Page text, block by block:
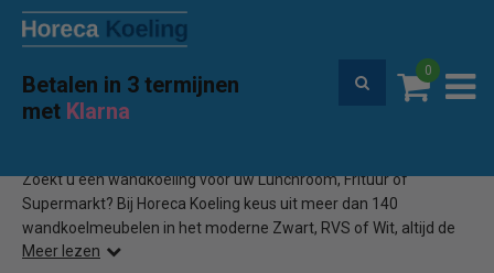
Betalen in 3 termijnen
met Klarna
0
Premium service en garantie
Home Wandkoeler Te Koop
Zoekt u een wandkoeling voor uw Lunchroom, Frituur of
Supermarkt? Bij Horeca Koeling keus uit meer dan 140
wandkoelmeubelen in het moderne Zwart, RVS of Wit, altijd de
laagste prijs en Gratis geleverd
Meer lezen